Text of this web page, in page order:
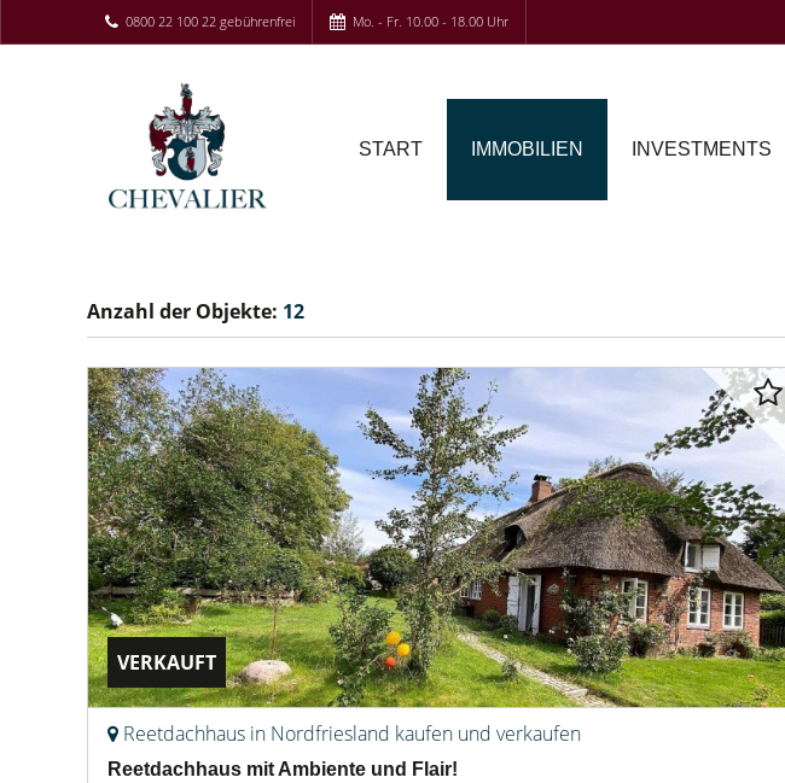
0800 22 100 22 gebührenfrei Mo. - Fr. 10.00 - 18.00 Uhr
START IMMOBILIEN INVESTMENTS
Anzahl der Objekte: 12
VERKAUFT
Reetdachhaus in Nordfriesland kaufen und verkaufen
Reetdachhaus mit Ambiente und Flair!